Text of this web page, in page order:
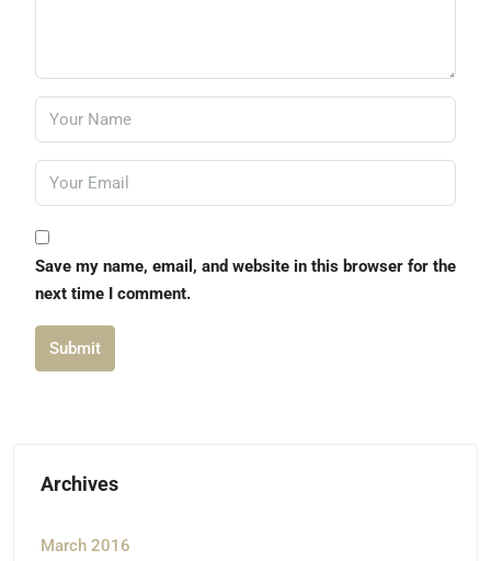
Save my name, email, and website in this browser for the
next time I comment.
Submit
Archives
March 2016